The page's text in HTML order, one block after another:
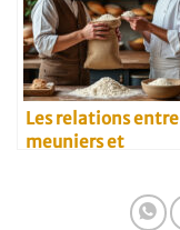
Les relations entre
meuniers et